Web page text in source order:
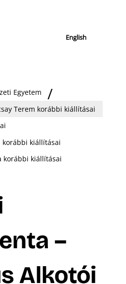
English
Egyetem
Terem korábbi kiállításai
kiállításai
korábbi kiállításai
–
Alkotói